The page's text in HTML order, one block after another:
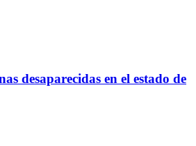
desaparecidas en el estado de